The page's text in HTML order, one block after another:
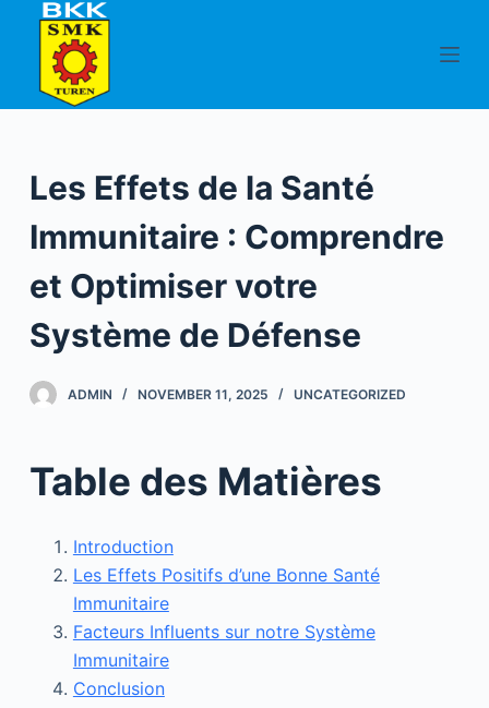
p
c
o
n
n
Les Effets de la Santé
Immunitaire : Comprendre
et Optimiser votre
Système de Défense
ADMIN NOVEMBER 11, 2025 UNCATEGORIZED
Table des Matières
Introduction
Les Effets Positifs d’une Bonne Santé
Immunitaire
Facteurs Influents sur notre Système
Immunitaire
Conclusion